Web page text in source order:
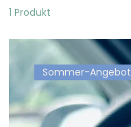
1 Produkt
Sommer-Angebot